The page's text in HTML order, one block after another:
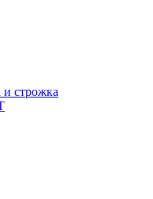
и строжка